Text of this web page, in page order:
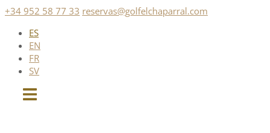
Saltar
contenido
+34 952 58 77 33 reservas@golfelchaparral.com
ES
EN
FR
SV